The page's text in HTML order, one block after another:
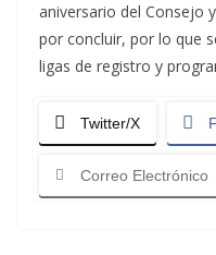
aniversario del Consejo
por concluir, por lo que
ligas de registro y
Twitter/X
Correo Electrónico